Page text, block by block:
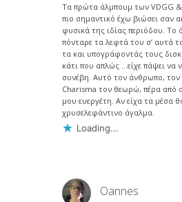
Τα πρώτα άλμπουμ των VDGG &
πιο σημαντικό έχω βιώσει σαν
φυσικά της ιδίας περιόδου. Το
πόνταρε τα λεφτά του σ’ αυτά
τα και υπογράφοντάς τους
κάτι που απλώς …είχε πάψει να
συνέβη. Αυτό τον άνθρωπο, τον
Charisma τον θεωρώ, πέρα από
μου ευεργέτη. Αν είχα τα μέσα
χρυσελεφάντινο άγαλμα.
Loading...
Oannes